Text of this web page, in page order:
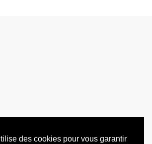
des cookies pour vous garantir